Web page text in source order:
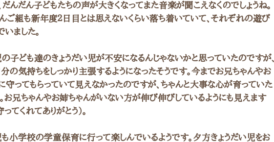
だんだん子どもたちの声が大きくなってまた音楽が聞こえなくのでしょうね。
ご組も新年度２日目とは思えないくらい落ち着いていて、それぞれの遊び
いました。
子ども達のきょうだい児が不安になるんじゃないかと思っていたのですが、
の気持ちをしっかり主張するようになったそうです。今までお兄ちゃんやお
守ってもらっていて見えなかったのですが、ちゃんと大事な心が育っていた
お兄ちゃんやお姉ちゃんがいない方が伸び伸びしているようにも見えます
ってくれてありがとう）。
小学校の学童保育に行って楽しんでいるようです。夕方きょうだい児をお